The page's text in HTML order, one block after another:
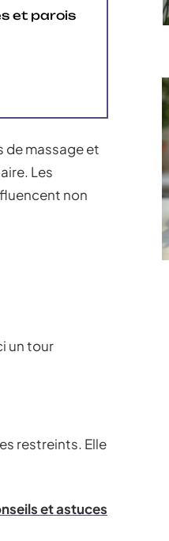
et parois
de massage et
Les
non
un tour
restreints. Elle
et astuces